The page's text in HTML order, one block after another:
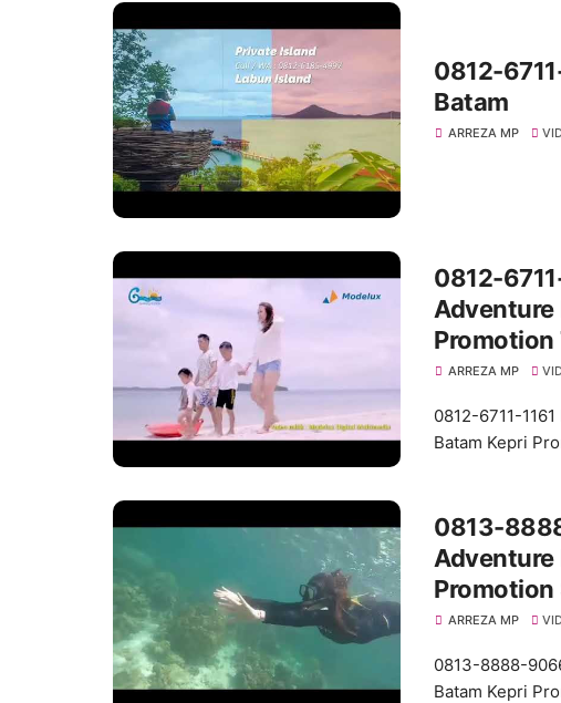
0812-
Batam
ARREZA MP
0812-
Adventure
Promotion
ARREZA MP
0812-6711-
Batam Kepri
0813-
Adventure
ARREZA MP
0813-8888-
Batam Kepri